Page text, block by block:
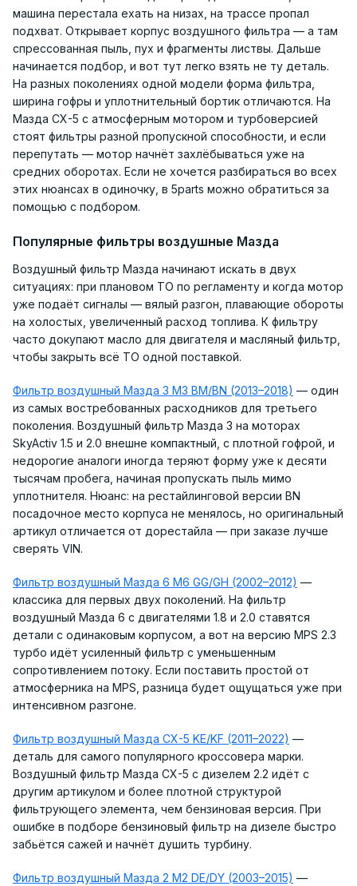
машина перестала ехать на низах, на трассе пропал
подхват. Открывает корпус воздушного фильтра — а там
спрессованная пыль, пух и фрагменты листвы. Дальше
начинается подбор, и вот тут легко взять не ту деталь.
На разных поколениях одной модели форма фильтра,
ширина гофры и уплотнительный бортик отличаются. На
Мазда CX-5 с атмосферным мотором и турбоверсией
стоят фильтры разной пропускной способности, и если
перепутать — мотор начнёт захлёбываться уже на
средних оборотах. Если не хочется разбираться во всех
этих нюансах в одиночку, в 5parts можно обратиться за
помощью с подбором.
Популярные фильтры воздушные Мазда
Воздушный фильтр Мазда начинают искать в двух
ситуациях: при плановом ТО по регламенту и когда мотор
уже подаёт сигналы — вялый разгон, плавающие обороты
на холостых, увеличенный расход топлива. К фильтру
часто докупают масло для двигателя и масляный фильтр,
чтобы закрыть всё ТО одной поставкой.
Фильтр воздушный Мазда 3 M3 BM/BN (2013–2018) — один
из самых востребованных расходников для третьего
поколения. Воздушный фильтр Мазда 3 на моторах
SkyActiv 1.5 и 2.0 внешне компактный, с плотной гофрой, и
недорогие аналоги иногда теряют форму уже к десяти
тысячам пробега, начиная пропускать пыль мимо
уплотнителя. Нюанс: на рестайлинговой версии BN
посадочное место корпуса не менялось, но оригинальный
артикул отличается от дорестайла — при заказе лучше
сверять VIN.
Фильтр воздушный Мазда 6 M6 GG/GH (2002–2012) —
классика для первых двух поколений. На фильтр
воздушный Мазда 6 с двигателями 1.8 и 2.0 ставятся
детали с одинаковым корпусом, а вот на версию MPS 2.3
турбо идёт усиленный фильтр с уменьшенным
сопротивлением потоку. Если поставить простой от
атмосферника на MPS, разница будет ощущаться уже при
интенсивном разгоне.
Фильтр воздушный Мазда CX-5 KE/KF (2011–2022) —
деталь для самого популярного кроссовера марки.
Воздушный фильтр Мазда CX-5 с дизелем 2.2 идёт с
другим артикулом и более плотной структурой
фильтрующего элемента, чем бензиновая версия. При
ошибке в подборе бензиновый фильтр на дизеле быстро
забьётся сажей и начнёт душить турбину.
Фильтр воздушный Мазда 2 M2 DE/DY (2003–2015) —